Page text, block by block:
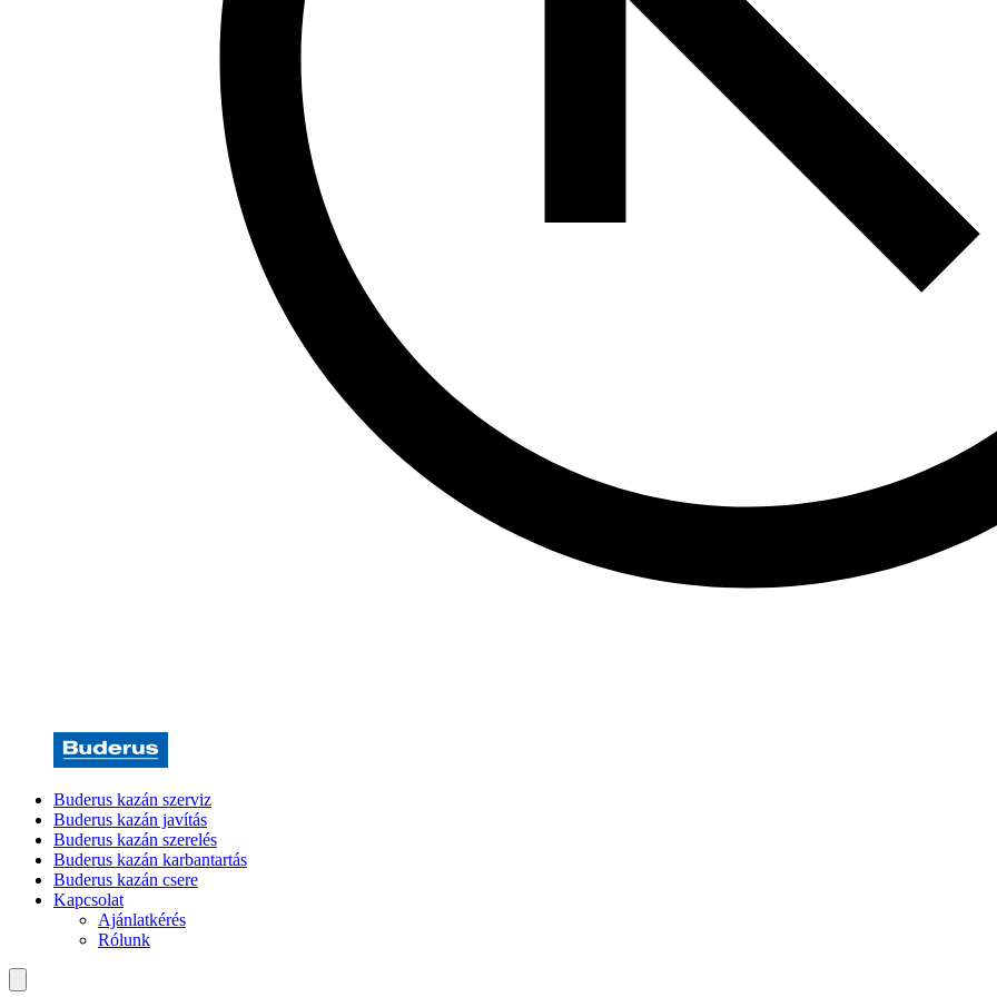
Buderus kazán szerviz
Buderus kazán javítás
Buderus kazán szerelés
Buderus kazán karbantartás
Buderus kazán csere
Kapcsolat
Ajánlatkérés
Rólunk